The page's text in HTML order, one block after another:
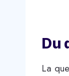
Du
La